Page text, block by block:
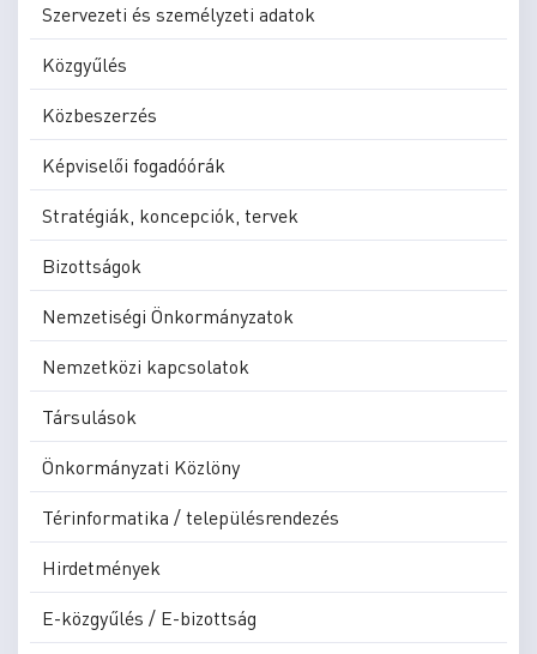
Szervezeti és személyzeti adatok
Közgyűlés
Közbeszerzés
Képviselői fogadóórák
Stratégiák, koncepciók, tervek
Bizottságok
Nemzetiségi Önkormányzatok
Nemzetközi kapcsolatok
Társulások
Önkormányzati Közlöny
Térinformatika / településrendezés
Hirdetmények
E-közgyűlés / E-bizottság